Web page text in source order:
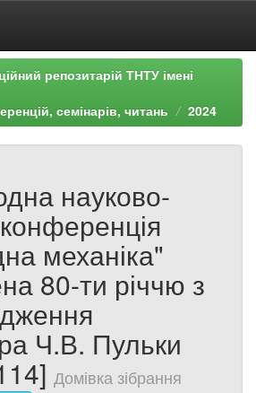
репозитарій ТНТУ імені
семінарів, читань
2024
науково-
механіка"
80-ти річчю з
Ч.В. Пульки
Домівка зібрання